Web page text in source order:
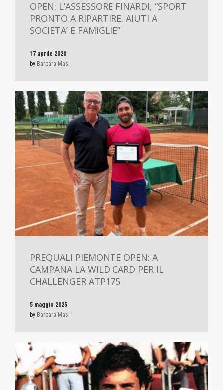
OPEN: L’ASSESSORE FINARDI, “SPORT
PRONTO A RIPARTIRE. AIUTI A
SOCIETA’ E FAMIGLIE”
17 aprile 2020
by Barbara Masi
PREQUALI PIEMONTE OPEN: A
CAMPANA LA WILD CARD PER IL
CHALLENGER ATP175
5 maggio 2025
by Barbara Masi